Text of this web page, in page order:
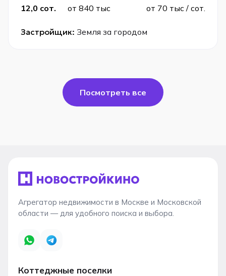
12,0 сот.
от 840 тыс от 70 тыс / сот.
Застройщик: Земля за городом
Посмотреть все
Агрегатор недвижимости в Москве и Московской
области — для удобного поиска и выбора.
Коттеджные поселки